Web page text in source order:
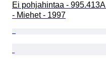
Ei pohjahintaa - 995.413A
- Miehet - 1997